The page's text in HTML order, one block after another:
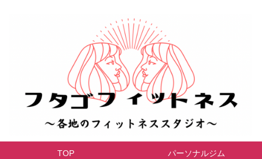
TOP パーソナルジム